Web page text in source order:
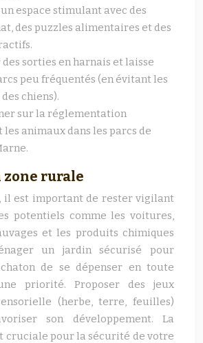
espace stimulant avec des
des puzzles alimentaires et des
sorties en harnais et laisse
peu fréquentés (en évitant les
chiens).
sur la réglementation
les animaux dans les parcs de
zone rurale
il est important de rester vigilant
potentiels comme les voitures,
et les produits chimiques
un jardin sécurisé pour
de se dépenser en toute
priorité. Proposer des jeux
(herbe, terre, feuilles)
son développement. La
cruciale pour la sécurité de votre